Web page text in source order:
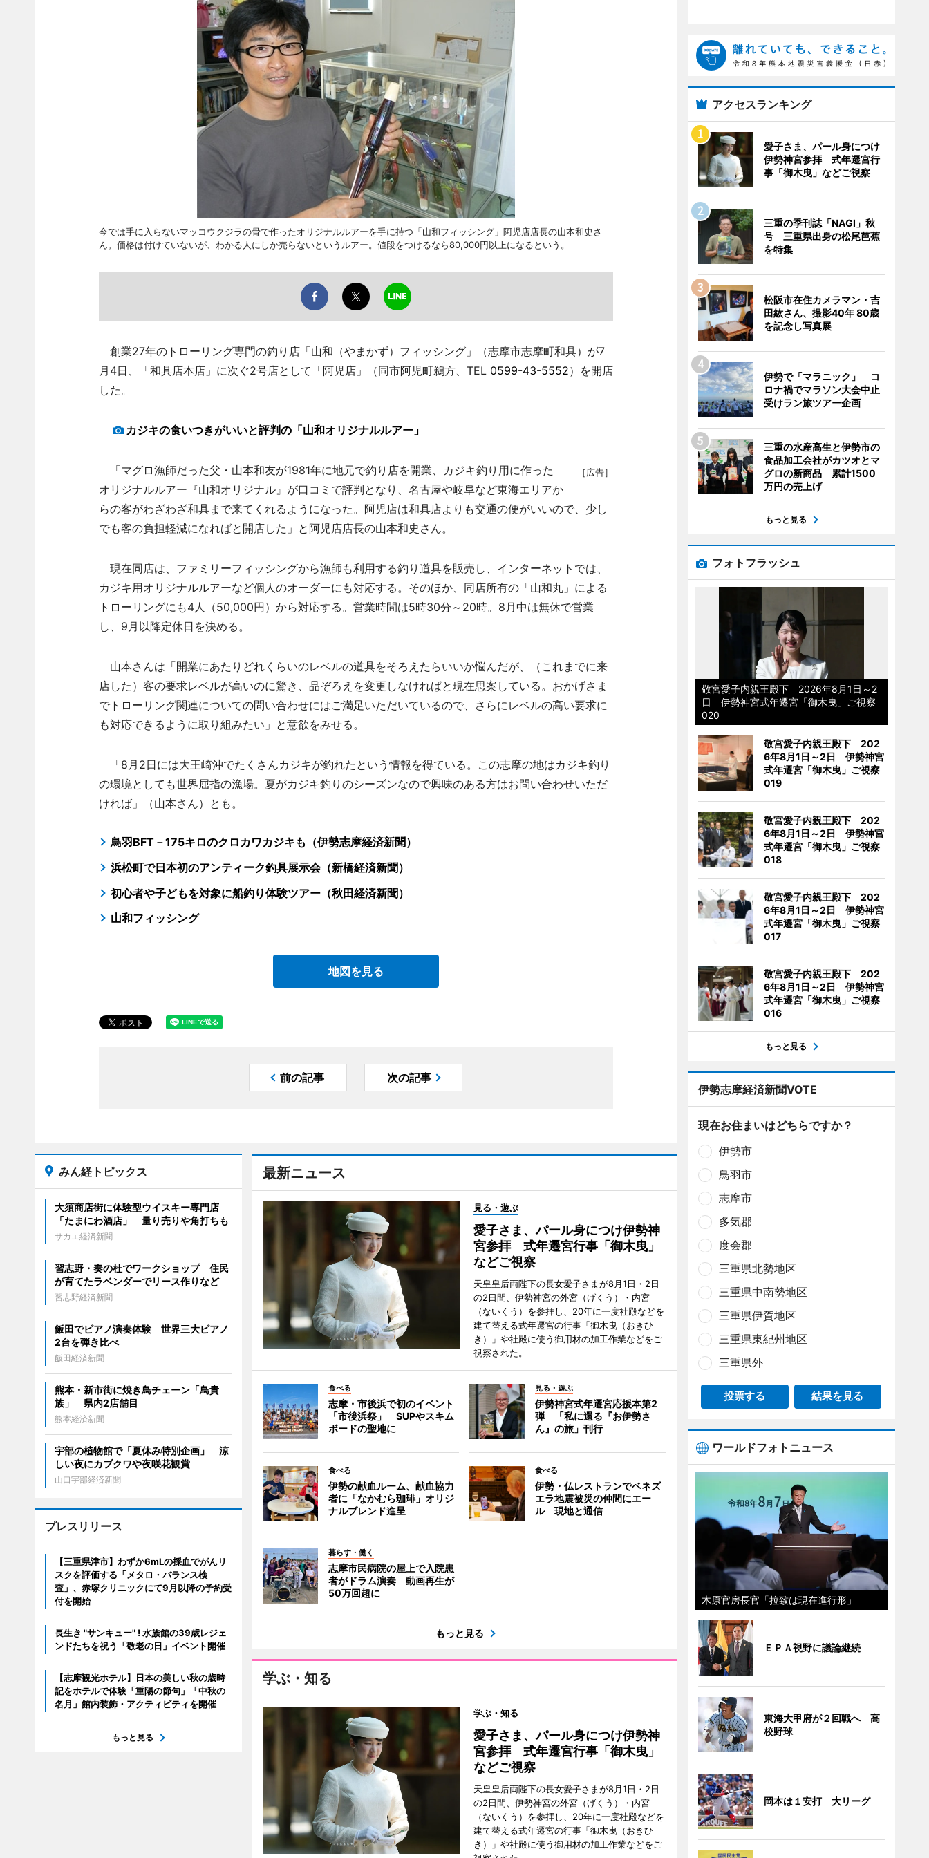
今では手に入らないマッコウクジラの骨で作ったオリジナルルアーを手に持つ「山和フィッシング」阿児店店長の山本和史さ
ん。価格は付けていないが、わかる人にしか売らないというルアー。値段をつけるなら80,000円以上になるという。
創業27年のトローリング専門の釣り店「山和（やまかず）フィッシング」（志摩市志摩町和具）が7
月4日、「和具店本店」に次ぐ2号店として「阿児店」（同市阿児町鵜方、TEL 0599-43-5552）を開店
した。
カジキの食いつきがいいと評判の「山和オリジナルルアー」
［広告］
「マグロ漁師だった父・山本和友が1981年に地元で釣り店を開業、カジキ釣り用に作った
オリジナルルアー『山和オリジナル』が口コミで評判となり、名古屋や岐阜など東海エリアか
らの客がわざわざ和具まで来てくれるようになった。阿児店は和具店よりも交通の便がいいので、少し
でも客の負担軽減になればと開店した」と阿児店店長の山本和史さん。
現在同店は、ファミリーフィッシングから漁師も利用する釣り道具を販売し、インターネットでは、
カジキ用オリジナルルアーなど個人のオーダーにも対応する。そのほか、同店所有の「山和丸」による
トローリングにも4人（50,000円）から対応する。営業時間は5時30分～20時。8月中は無休で営業
し、9月以降定休日を決める。
山本さんは「開業にあたりどれくらいのレベルの道具をそろえたらいいか悩んだが、（これまでに来
店した）客の要求レベルが高いのに驚き、品ぞろえを変更しなければと現在思案している。おかげさま
でトローリング関連についての問い合わせにはご満足いただいているので、さらにレベルの高い要求に
も対応できるように取り組みたい」と意欲をみせる。
「8月2日には大王崎沖でたくさんカジキが釣れたという情報を得ている。この志摩の地はカジキ釣り
の環境としても世界屈指の漁場。夏がカジキ釣りのシーズンなので興味のある方はお問い合わせいただ
ければ」（山本さん）とも。
鳥羽BFT－175キロのクロカワカジキも（伊勢志摩経済新聞）
浜松町で日本初のアンティーク釣具展示会（新橋経済新聞）
初心者や子どもを対象に船釣り体験ツアー（秋田経済新聞）
山和フィッシング
地図を見る
前の記事 次の記事
最新ニュース
見る・遊ぶ
愛子さま、パール身につけ伊勢神
宮参拝 式年遷宮行事「御木曳」
などご視察
天皇皇后両陛下の長女愛子さまが8月1日・2日
の2日間、伊勢神宮の外宮（げくう）・内宮
（ないくう）を参拝し、20年に一度社殿などを
建て替える式年遷宮の行事「御木曳（おきひ
き）」や社殿に使う御用材の加工作業などをご
視察された。
食べる
志摩・市後浜で初のイベント
「市後浜祭」 SUPやスキム
ボードの聖地に
見る・遊ぶ
伊勢神宮式年遷宮応援本第2
弾 「私に還る『お伊勢さ
ん』の旅」刊行
食べる
伊勢の献血ルーム、献血協力
者に「なかむら珈琲」オリジ
ナルブレンド進呈
食べる
伊勢・仏レストランでベネズ
エラ地震被災の仲間にエー
ル 現地と通信
暮らす・働く
志摩市民病院の屋上で入院患
者がドラム演奏 動画再生が
50万回超に
もっと見る
学ぶ・知る
学ぶ・知る
愛子さま、パール身につけ伊勢神
宮参拝 式年遷宮行事「御木曳」
などご視察
天皇皇后両陛下の長女愛子さまが8月1日・2日
の2日間、伊勢神宮の外宮（げくう）・内宮
（ないくう）を参拝し、20年に一度社殿などを
建て替える式年遷宮の行事「御木曳（おきひ
き）」や社殿に使う御用材の加工作業などをご
みん経トピックス
大須商店街に体験型ウイスキー専門店
「たまにわ酒店」 量り売りや角打ちも
サカエ経済新聞
習志野・奏の杜でワークショップ 住民
が育てたラベンダーでリース作りなど
習志野経済新聞
飯田でピアノ演奏体験 世界三大ピアノ
2台を弾き比べ
飯田経済新聞
熊本・新市街に焼き鳥チェーン「鳥貴
族」 県内2店舗目
熊本経済新聞
宇部の植物館で「夏休み特別企画」 涼
しい夜にカブクワや夜咲花観賞
山口宇部経済新聞
プレスリリース
【三重県津市】わずか6mLの採血でがんリ
スクを評価する「メタロ・バランス検
査」、赤塚クリニックにて9月以降の予約受
付を開始
長生き "サンキュー" ! 水族館の39歳レジェ
ンドたちを祝う「敬老の日」イベント開催
【志摩観光ホテル】日本の美しい秋の歳時
記をホテルで体験「重陽の節句」「中秋の
名月」館内装飾・アクティビティを開催
もっと見る
アクセスランキング
愛子さま、パール身につけ
伊勢神宮参拝 式年遷宮行
事「御木曳」などご視察
三重の季刊誌「NAGI」秋
号 三重県出身の松尾芭蕉
を特集
松阪市在住カメラマン・吉
田紘さん、撮影40年 80歳
を記念し写真展
伊勢で「マラニック」 コ
ロナ禍でマラソン大会中止
受けラン旅ツアー企画
三重の水産高生と伊勢市の
食品加工会社がカツオとマ
グロの新商品 累計1500
万円の売上げ
もっと見る
フォトフラッシュ
敬宮愛子内親王殿下 2026年8月1日～2
日 伊勢神宮式年遷宮「御木曳」ご視察
020
敬宮愛子内親王殿下 202
6年8月1日～2日 伊勢神宮
式年遷宮「御木曳」ご視察
019
敬宮愛子内親王殿下 202
6年8月1日～2日 伊勢神宮
式年遷宮「御木曳」ご視察
018
敬宮愛子内親王殿下 202
6年8月1日～2日 伊勢神宮
式年遷宮「御木曳」ご視察
017
敬宮愛子内親王殿下 202
6年8月1日～2日 伊勢神宮
式年遷宮「御木曳」ご視察
016
もっと見る
伊勢志摩経済新聞VOTE
現在お住まいはどちらですか？
伊勢市
鳥羽市
志摩市
多気郡
度会郡
三重県北勢地区
三重県中南勢地区
三重県伊賀地区
三重県東紀州地区
三重県外
投票する 結果を見る
ワールドフォトニュース
木原官房長官「拉致は現在進行形」
ＥＰＡ視野に議論継続
東海大甲府が２回戦へ 高
校野球
岡本は１安打 大リーグ